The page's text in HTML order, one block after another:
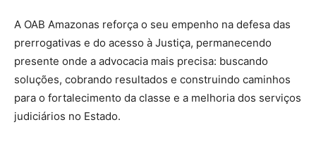
A OAB Amazonas reforça o seu empenho na defesa das
prerrogativas e do acesso à Justiça, permanecendo
presente onde a advocacia mais precisa: buscando
soluções, cobrando resultados e construindo caminhos
para o fortalecimento da classe e a melhoria dos serviços
judiciários no Estado.